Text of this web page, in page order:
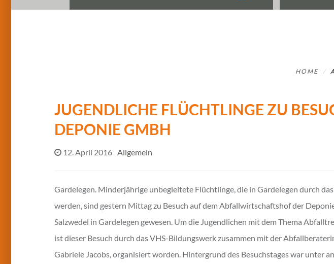
HOME
JUGENDLICHE FLÜCHTLINGE ZU
DEPONIE GMBH
12. April 2016 Allgemein
Gardelegen. Minderjährige unbegleitete Flüchtlinge, die in Gardelegen durch
werden, sind gestern Mittag zu Besuch auf dem Abfallwirtschaftshof der
Salzwedel in Gardelegen gewesen. Um die Jugendlichen mit dem Thema
ist dieser Besuch durch das VHS-Bildungswerk zusammen mit der
Gabriele Jacobs, organisiert worden. Hintergrund des Besuchstages war unter